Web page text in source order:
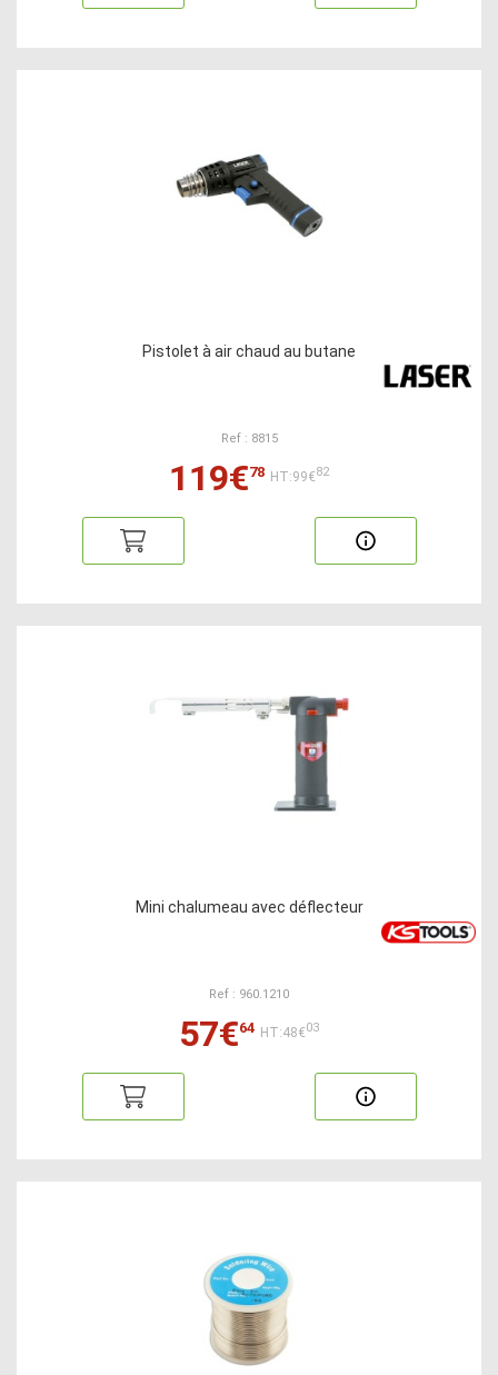
Pistolet à air chaud au butane
Ref : 8815
119€78 HT:99€82
Mini chalumeau avec déflecteur
Ref : 960.1210
57€64 HT:48€03